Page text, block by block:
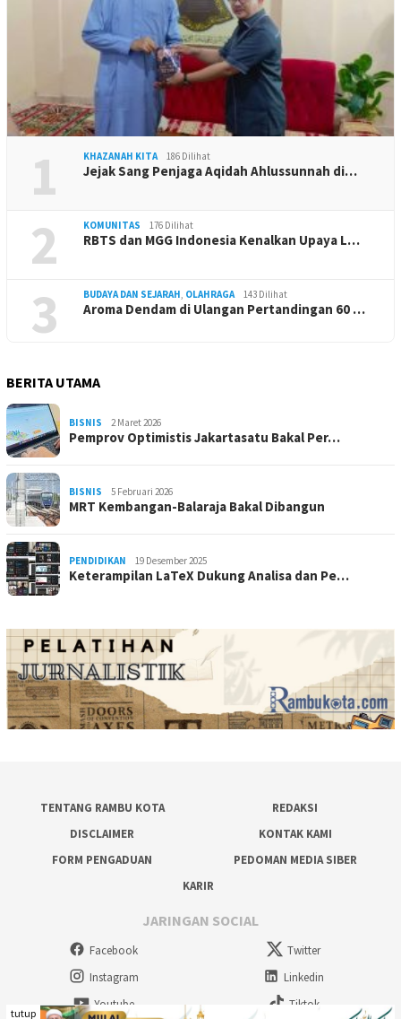
1 KHAZANAH KITA 186 Dilihat
Jejak Sang Penjaga Aqidah Ahlussunnah di…
2 KOMUNITAS 176 Dilihat
RBTS dan MGG Indonesia Kenalkan Upaya L…
3 BUDAYA DAN SEJARAH, OLAHRAGA 143 Dilihat
Aroma Dendam di Ulangan Pertandingan 60 …
BERITA UTAMA
BISNIS 2 Maret 2026
Pemprov Optimistis Jakartasatu Bakal Per…
BISNIS 5 Februari 2026
MRT Kembangan-Balaraja Bakal Dibangun
PENDIDIKAN 19 Desember 2025
Keterampilan LaTeX Dukung Analisa dan Pe…
TENTANG RAMBU KOTA
REDAKSI
DISCLAIMER
KONTAK KAMI
FORM PENGADUAN
PEDOMAN MEDIA SIBER
KARIR
JARINGAN SOCIAL
Facebook
Twitter
Instagram
Linkedin
Youtube
Tiktok
tutup